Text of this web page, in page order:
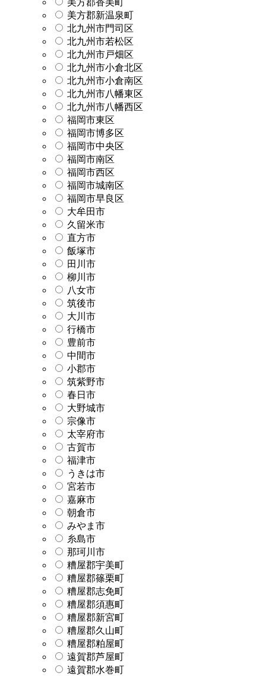
美方郡新温泉町
北九州市門司区
北九州市若松区
北九州市戸畑区
北九州市小倉北区
北九州市小倉南区
北九州市八幡東区
北九州市八幡西区
福岡市東区
福岡市博多区
福岡市中央区
福岡市南区
福岡市西区
福岡市城南区
福岡市早良区
大牟田市
久留米市
直方市
飯塚市
田川市
柳川市
八女市
筑後市
大川市
行橋市
豊前市
中間市
小郡市
筑紫野市
春日市
大野城市
宗像市
太宰府市
古賀市
福津市
うきは市
宮若市
嘉麻市
朝倉市
みやま市
糸島市
那珂川市
糟屋郡宇美町
糟屋郡篠栗町
糟屋郡志免町
糟屋郡須惠町
糟屋郡新宮町
糟屋郡久山町
糟屋郡粕屋町
遠賀郡芦屋町
遠賀郡水巻町